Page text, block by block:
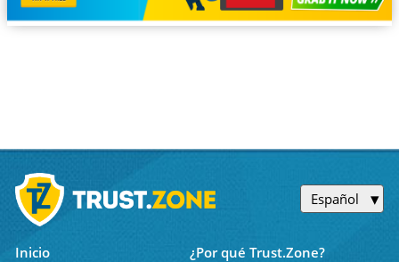
Español
Inicio
¿Por qué Trust.Zone?